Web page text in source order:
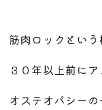
筋肉ロックという
３０年以上前に
オステオパシー